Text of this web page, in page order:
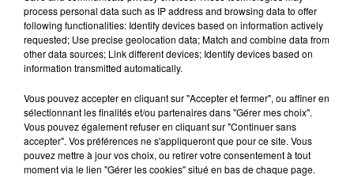
(H/F)
Une association basée à Ussel recherche un Éducateur
besoins fondamentaux de l’enfant, ainsi que promouvoir,
restaurer ou soutenir l’exercice de la parentalité. Le poste est
à pourvoir en CDI. Un diplôme et une expérience d’au moins
6 mois sur un poste similaire sont exigés.
process personal data such as IP address and browsing data to offer
following functionalities: Identify devices based on information actively
requested; Use precise geolocation data; Match and combine data from
other data sources; Link different devices; Identify devices based on
information transmitted automatically.
Vous pouvez accepter en cliquant sur "Accepter et fermer", ou affiner en
sélectionnant les finalités et/ou partenaires dans "Gérer mes choix".
Vous pouvez également refuser en cliquant sur "Continuer sans
accepter". Vos préférences ne s'appliqueront que pour ce site. Vous
pouvez mettre à jour vos choix, ou retirer votre consentement à tout
moment via le lien "Gérer les cookies" situé en bas de chaque page.